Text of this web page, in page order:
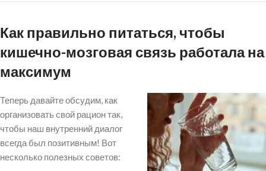
Как правильно питаться, чтобы
кишечно-мозговая связь работала на
максимум
Теперь давайте обсудим, как
организовать свой рацион так,
чтобы наш внутренний диалог
всегда был позитивным! Вот
несколько полезных советов: